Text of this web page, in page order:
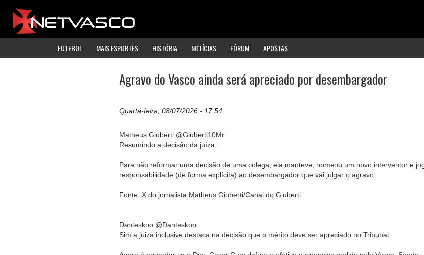
FUTEBOL MAIS ESPORTES HISTÓRIA NOTÍCIAS FÓRUM APOSTAS
Agravo do Vasco ainda será apreciado por desembargador
Quarta-feira, 08/07/2026 - 17:54
Matheus Giuberti @Giuberti10Mr
Resumindo a decisão da juíza:
Para não reformar uma decisão de uma colega, ela manteve, nomeou um novo interventor e
responsabilidade (de forma explícita) ao desembargador que vai julgar o agravo.
Fonte: X do jornalista Matheus Giuberti/Canal do Giuberti
Danteskoo @Danteskoo
Sim a juiza inclusive destaca na decisão que o mérito deve ser apreciado no Tribunal.